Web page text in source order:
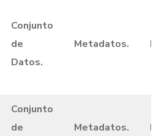
Conjunto
de
Datos.
Metadatos.
Conjunto
de
Metadatos.